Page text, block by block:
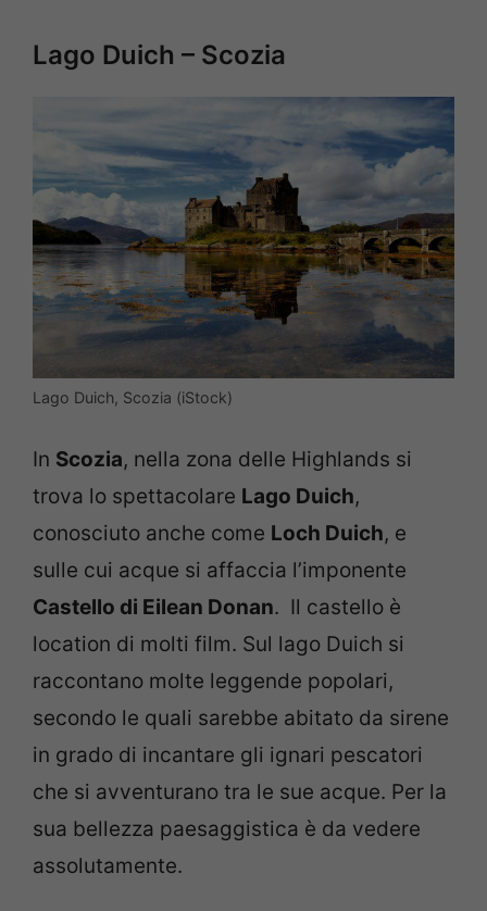
Lago Duich – Scozia
Lago Duich, Scozia (iStock)
In Scozia, nella zona delle Highlands si
trova lo spettacolare Lago Duich,
conosciuto anche come Loch Duich, e
sulle cui acque si affaccia l’imponente
Castello di Eilean Donan. Il castello è
location di molti film. Sul lago Duich si
raccontano molte leggende popolari,
secondo le quali sarebbe abitato da sirene
in grado di incantare gli ignari pescatori
che si avventurano tra le sue acque. Per la
sua bellezza paesaggistica è da vedere
assolutamente.